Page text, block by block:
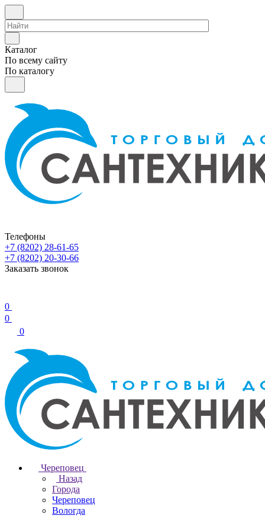
Каталог
По всему сайту
По каталогу
Телефоны
+7 (8202) 28‑61-65
+7 (8202) 20‑30-66
Заказать звонок
0
0
0
Череповец
Назад
Города
Череповец
Вологда